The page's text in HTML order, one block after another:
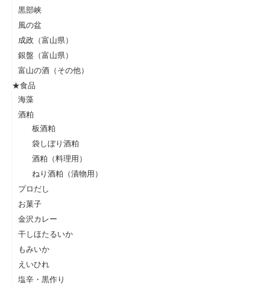
黒部峡
風の盆
成政（富山県）
銀盤（富山県）
富山の酒（その他）
★食品
海藻
酒粕
板酒粕
袋しぼり酒粕
酒粕（料理用）
ねり酒粕（漬物用）
プロだし
お菓子
金沢カレー
干しほたるいか
もみいか
えいひれ
塩辛・黒作り